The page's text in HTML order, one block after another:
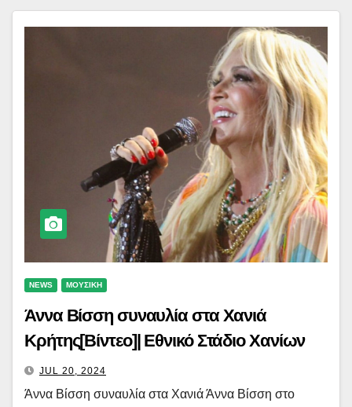
NEWS ΜΟΥΣΙΚΗ
Άννα Βίσση συναυλία στα Χανιά
Κρήτης[Βίντεο]| Εθνικό Στάδιο Χανίων
JUL 20, 2024
Άννα Βίσση συναυλία στα Χανιά Άννα Βίσση στο